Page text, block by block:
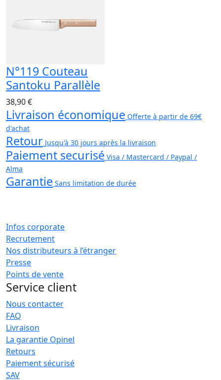
N°119 Couteau
Santoku Parallèle
38,90 €
Livraison économique Offerte à partir de 69€
d'achat
Retour Jusqu'à 30 jours après la livraison
Paiement securisé Visa / Mastercard / Paypal /
Alma
Garantie Sans limitation de durée
Infos corporate
Recrutement
Nos distributeurs à l’étranger
Presse
Points de vente
Service client
Nous contacter
FAQ
Livraison
La garantie Opinel
Retours
Paiement sécurisé
SAV